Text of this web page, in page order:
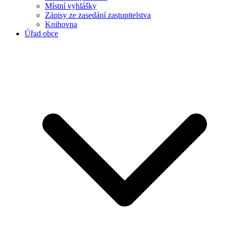
Místní vyhlášky
Zápisy ze zasedání zastupitelstva
Knihovna
Úřad obce